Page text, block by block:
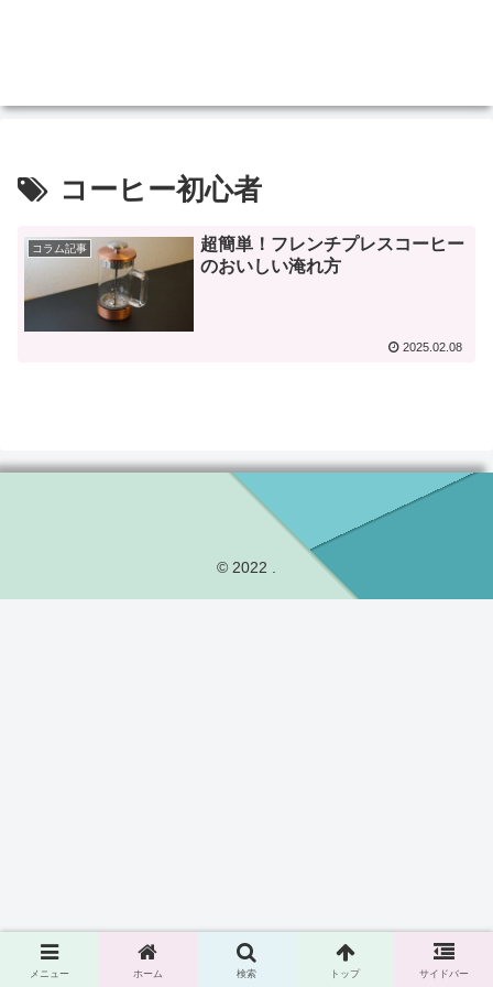
コーヒー初心者
コラム記事
超簡単！フレンチプレスコーヒー
のおいしい淹れ方
2025.02.08
© 2022 .
メニュー ホーム 検索 トップ サイドバー